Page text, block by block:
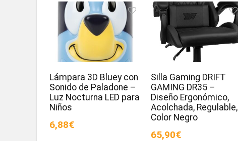
Lámpara 3D Bluey con
Sonido de Paladone –
Luz Nocturna LED para
Niños
6,88€
Silla Gaming DRIFT
GAMING DR35 –
Diseño Ergonómico,
Acolchada, Regulable,
Color Negro
65,90€